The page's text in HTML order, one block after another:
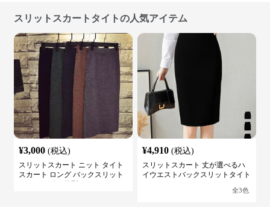
スリットスカートタイトの人気アイテム
¥3,000 (税込)
スリットスカート ニット タイト
スカート ロング バックスリット
¥4,910 (税込)
スリットスカート 丈が選べるハ
イウエストバックスリットタイト
全3色